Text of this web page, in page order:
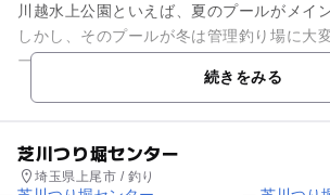
川越水上公園といえば、夏のプールがメイ
しかし、そのプールが冬は管理釣り場に大
ーってなかなか無いですよね…？ 【手ぶら
続きをみる
芝川つり堀センター
埼玉県上尾市 / 釣り